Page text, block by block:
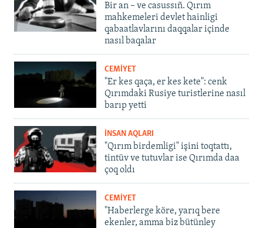
Bir an – ve casussıñ. Qırım
mahkemeleri devlet hainligi
qabaatlavlarını daqqalar içinde
nasıl baqalar
CEMİYET
"Er kes qaça, er kes kete": cenk
Qırımdaki Rusiye turistlerine nasıl
barıp yetti
İNSAN AQLARI
"Qırım birdemligi" işini toqtattı,
tintüv ve tutuvlar ise Qırımda daa
çoq oldı
CEMİYET
"Haberlerge köre, yarıq bere
ekenler, amma biz bütünley